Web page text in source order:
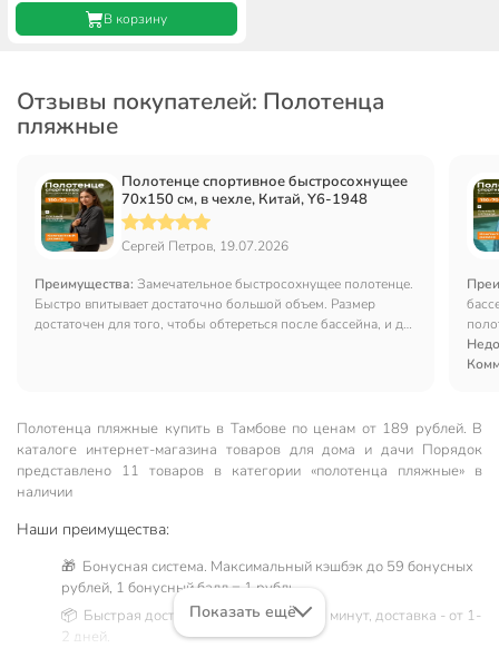
В корзину
Отзывы покупателей: Полотенца
пляжные
Полотенце спортивное быстросохнущее
70х150 см, в чехле, Китай, Y6-1948
Сергей Петров, 19.07.2026
Преимущества: Замечательное быстросохнущее полотенце.
Быстро впитывает достаточно большой объем. Размер
достаточен для того, чтобы обтереться после бассейна, и для
Полотенца пляжные купить в Тамбове по ценам от 189 рублей. В
каталоге интернет-магазина товаров для дома и дачи Порядок
представлено 11 товаров в категории «полотенца пляжные» в
наличии
Наши преимущества:
🎁 Бонусная система. Максимальный кэшбэк до 59 бонусных
рублей, 1 бонусный балл = 1 рубль.
📦 Быстрая доставка. Самовывоз от 60 минут, доставка - от 1-
2 дней.
Показать ещё